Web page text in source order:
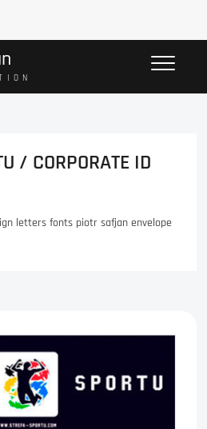
I O N
/ CORPORATE ID
letters fonts piotr safjan envelope